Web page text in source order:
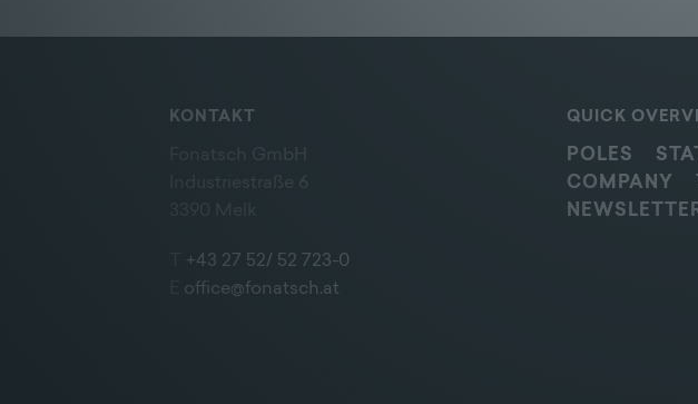
KONTAKT
+43 27 52/ 52 723-0
office@fonatsch.at
QUICK
POLES
COMPANY